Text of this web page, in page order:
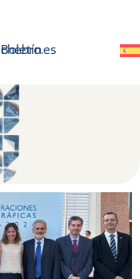
Boletín
chebro.es